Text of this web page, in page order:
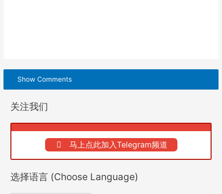
Show Comments
关注我们
马上点此加入Telegram频道
选择语言 (Choose Language)